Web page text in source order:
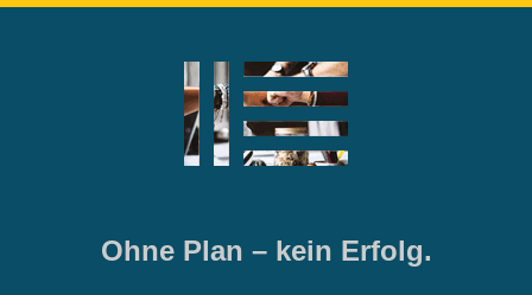
Ohne Plan – kein Erfolg.